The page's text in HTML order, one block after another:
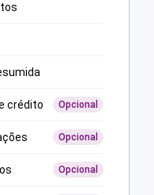
crédito Opcional
Opcional
Opcional